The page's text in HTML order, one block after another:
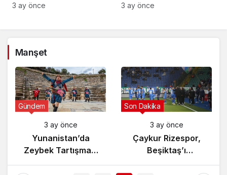
3 ay önce 3 ay önce
Manşet
Gündem
3 ay önce
İçişleri Bakanı,
Kahraman Polisleri
Ziyaret Etti
Gündem
3 ay önce
Yunanistan’da
Zeybek Tartışması
Alevlendi!